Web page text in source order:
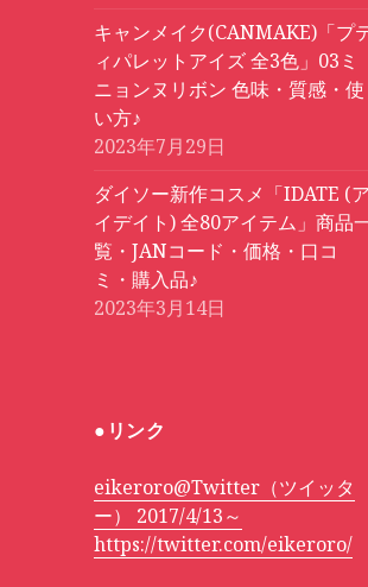
キャンメイク(CANMAKE)「プ
ィパレットアイズ 全3色」03ミ
ニョンヌリボン 色味・質感・使
い方♪
2023年7月29日
ダイソー新作コスメ「IDATE (ア
イデイト) 全80アイテム」商品
覧・JANコード・価格・口コ
ミ・購入品♪
2023年3月14日
●リンク
eikeroro@Twitter（ツイッタ
ー） 2017/4/13～
https://twitter.com/eikeroro/